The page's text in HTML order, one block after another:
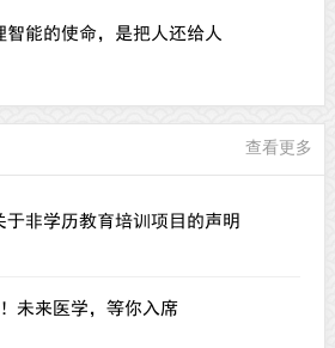
智能的使命，是把人还给人
查看更多
于非学历教育培训项目的声明
未来医学，等你入席